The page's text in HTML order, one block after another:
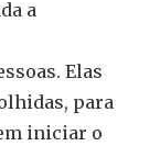
a
Elas
para
iniciar o